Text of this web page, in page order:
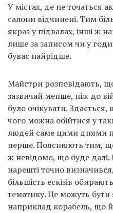
У містах, де не точаться
салони відчинені. Тим
якраз у підвалах, інші ж
лише за записом чи у
буває найрідше.
Майстри розповідають,
зазвичай менше, ніж до
було очікувати.
чого можна обійтися у
людей саме цими днями
перше. Пояснюють тим, що
ж невідомо, що буде далі.
нарешті точно
більшість ескізів
тематику. Це можуть
наприклад корабель, що